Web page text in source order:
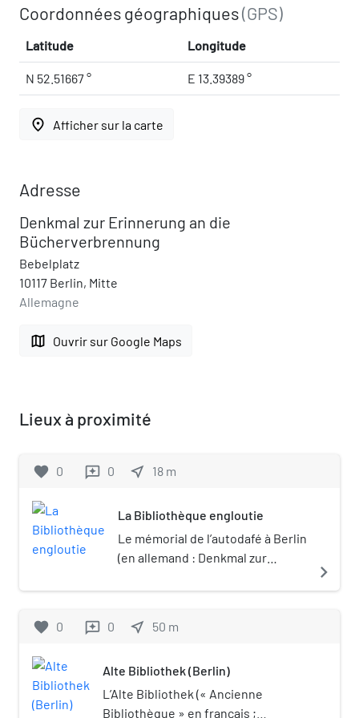
Coordonnées géographiques(GPS)
Latitude Longitude
N 52.51667 ° E 13.39389 °
place Afficher sur la carte
Adresse
Denkmal zur Erinnerung an die
Bücherverbrennung
Bebelplatz
10117 Berlin, Mitte
Allemagne
map Ouvrir sur Google Maps
Lieux à proximité
favorite 0 reviews 0 near_me 18 m
La Bibliothèque engloutie
Le mémorial de l’autodafé à Berlin
(en allemand : Denkmal zur
Bücherverbrennung, litt. «
autodafés »), aussi appelé La
allemand : Versunkene
Bibliothek) ou simplement
Bibliothek ou Autodafé est une
navigate_next
favorite 0 reviews 0 near_me 50 m
Alte Bibliothek (Berlin)
L’Alte Bibliothek (« Ancienne
Bibliothèque » en français ;